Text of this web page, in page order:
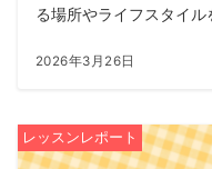
る場所やライフスタイル
2026年3月26日
レッスンレポート